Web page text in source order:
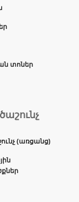
տոներ
(առցանց)